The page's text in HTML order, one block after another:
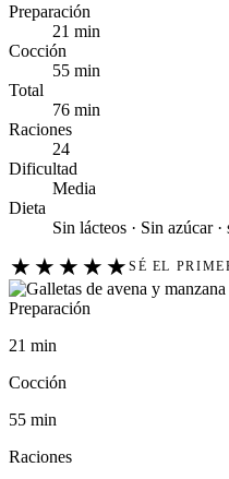
Preparación
21 min
Cocción
55 min
Total
76 min
Raciones
24
Dificultad
Media
Dieta
Sin lácteos · Sin azúcar
★ ★ ★ ★ ★ SÉ EL
Preparación
21 min
Cocción
55 min
Raciones